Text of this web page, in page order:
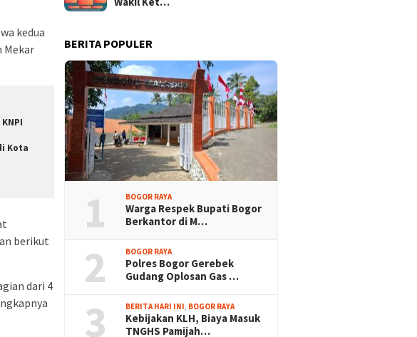
kedua
Mekar
Kota
berikut
dari 4
BERITA POPULER
1 BOGOR RAYA
Warga Respek Bupati Bogor
Berkantor di M…
2 BOGOR RAYA
Polres Bogor Gerebek
Gudang Oplosan Gas …
3 BERITA HARI INI, BOGOR RAYA
Kebijakan KLH, Biaya Masuk
TNGHS Pamijah…